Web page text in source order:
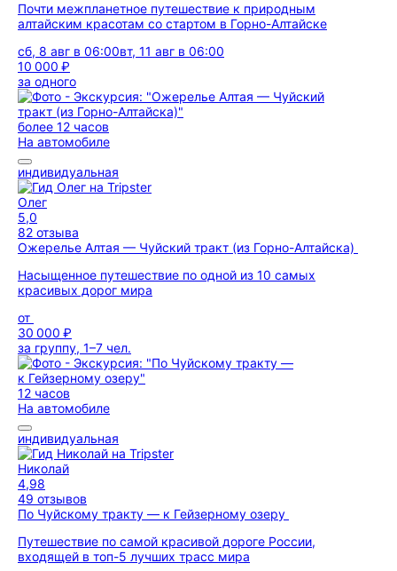
Почти межпланетное путешествие к природным
алтайским красотам со стартом в Горно-Алтайске
сб, 8 авг в 06:00вт, 11 авг в 06:00
10 000 ₽
за одного
более 12 часов
На автомобиле
индивидуальная
Олег
5,0
82 отзыва
Ожерелье Алтая — Чуйский тракт (из Горно-Алтайска)
Насыщенное путешествие по одной из 10 самых
красивых дорог мира
от
30 000 ₽
за группу, 1–7 чел.
12 часов
На автомобиле
индивидуальная
Николай
4,98
49 отзывов
По Чуйскому тракту — к Гейзерному озеру
Путешествие по самой красивой дороге России,
входящей в топ-5 лучших трасс мира